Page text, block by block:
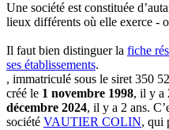
Une société est constituée
lieux différents où elle exerce -
Il faut bien distinguer la fiche
ses établissements.
, immatriculé sous le siret 350
créé le 1 novembre 1998, il y a
décembre 2024, il y a 2 ans.
société VAUTIER COLIN, qui